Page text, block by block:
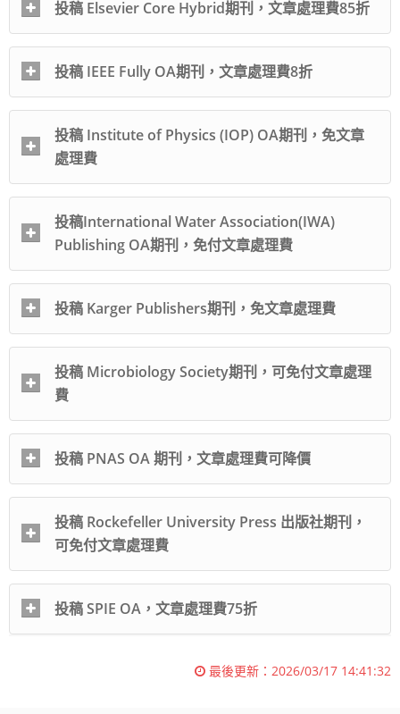
投稿 Elsevier Core Hybrid期刊，文章處理費85折
投稿 IEEE Fully OA期刊，文章處理費8折
投稿 Institute of Physics (IOP) OA期刊，免文章
處理費
投稿International Water Association(IWA)
Publishing OA期刊，免付文章處理費
投稿 Karger Publishers期刊，免文章處理費
投稿 Microbiology Society期刊，可免付文章處理
費
投稿 PNAS OA 期刊，文章處理費可降價
投稿 Rockefeller University Press 出版社期刊，
可免付文章處理費
投稿 SPIE OA，文章處理費75折
最後更新： 2026/03/17 14:41:32